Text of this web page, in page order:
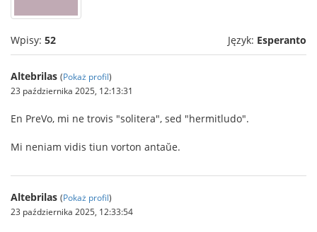
Wpisy: 52 Język: Esperanto
Altebrilas (Pokaż profil)
23 października 2025, 12:13:31
En PreVo, mi ne trovis "solitera", sed "hermitludo".
Mi neniam vidis tiun vorton antaŭe.
Altebrilas (Pokaż profil)
23 października 2025, 12:33:54